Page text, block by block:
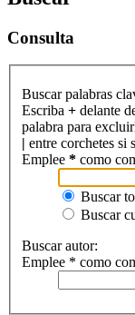
Consulta
Buscar palabras
Escriba + delante
palabra para
| entre corchetes si
Emplee * como
Buscar
Buscar
Buscar autor:
Emplee * como